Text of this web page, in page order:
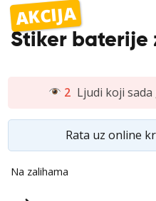
2 Ljudi koji
Rata uz online
AKCIJA
Stiker baterije
Na zalihama